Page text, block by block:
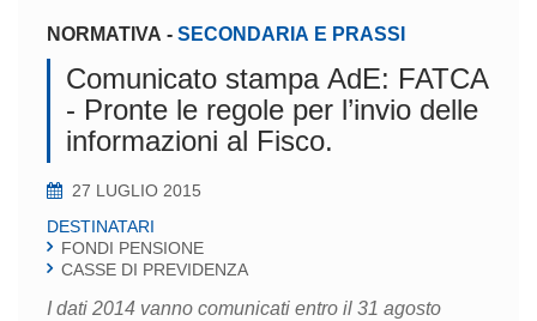
NORMATIVA - SECONDARIA E PRASSI
Comunicato stampa AdE: FATCA
- Pronte le regole per l’invio delle
informazioni al Fisco.
27 LUGLIO 2015
DESTINATARI
FONDI PENSIONE
CASSE DI PREVIDENZA
I dati 2014 vanno comunicati entro il 31 agosto